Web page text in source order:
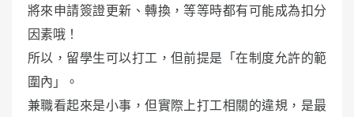
將來申請簽證更新、轉換，等等時都有可能成為扣分
因素哦！
所以，留學生可以打工，但前提是「在制度允許的範
圍內」。
兼職看起來是小事，但實際上打工相關的違規，是最